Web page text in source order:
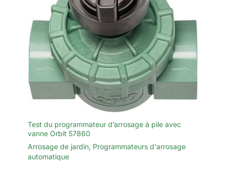
Test du programmateur d’arrosage à pile avec
vanne Orbit 57860
Arrosage de jardin, Programmateurs d'arrosage
automatique